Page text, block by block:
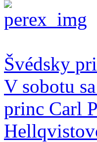
Švédsky
V sobotu
princ Carl